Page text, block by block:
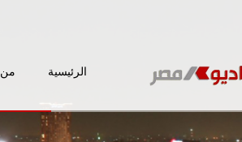
الرئيسية